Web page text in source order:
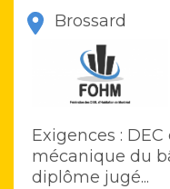
Brossard
Exigences :
mécanique du
diplôme jugé...